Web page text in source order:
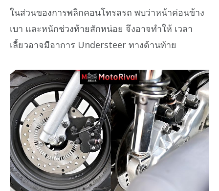
ในส่วนของการพลิกคอนโทรลรถ พบว่าหน้าค่อนข้าง
เบา และหนักช่วงท้ายสักหน่อย จึงอาจทำให้ เวลา
เลี้ยวอาจมีอาการ Understeer ทางด้านท้าย